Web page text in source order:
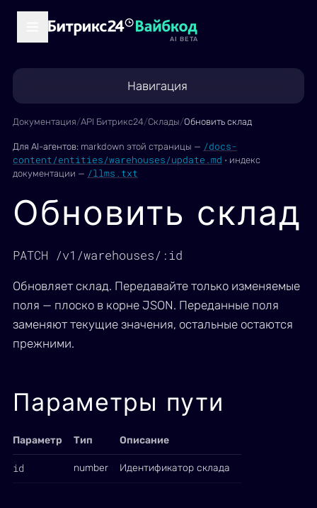
AI BETA
Навигация
Документация/API Битрикс24/Склады/Обновить склад
Для AI-агентов: markdown этой страницы — /docs-
content/entities/warehouses/update.md · индекс
документации — /llms.txt
Обновить склад
PATCH /v1/warehouses/:id
Обновляет склад. Передавайте только изменяемые
поля — плоско в корне JSON. Переданные поля
заменяют текущие значения, остальные остаются
прежними.
Параметры пути
Параметр Тип Описание
id number Идентификатор склада